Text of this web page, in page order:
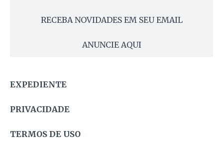
RECEBA NOVIDADES EM SEU EMAIL
ANUNCIE AQUI
EXPEDIENTE
PRIVACIDADE
TERMOS DE USO